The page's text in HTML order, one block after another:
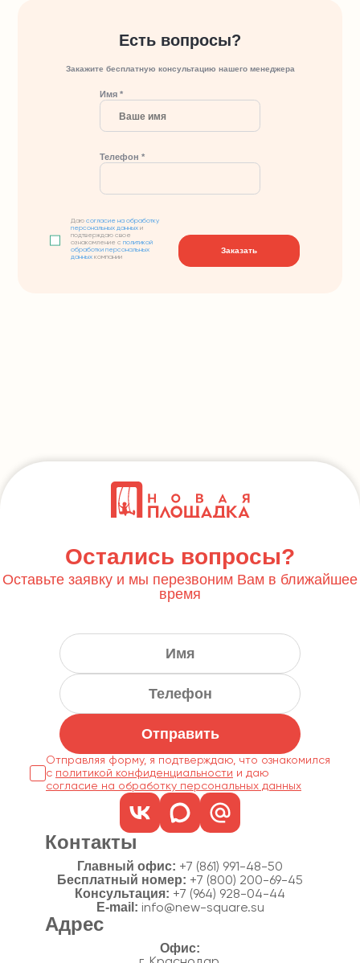
Есть вопросы?
Закажите бесплатную консультацию нашего менеджера
Имя *
Телефон *
Даюсогласие на обработку
персональных данных и
подтверждаю свое
ознакомление сполитикой
обработки персональных
данных компании
Заказать
Остались вопросы?
Оставьте заявку и мы перезвоним Вам в ближайшее
время
Отправить
Отправляя форму, я подтверждаю, что ознакомился
с политикой конфиденциальности
согласие на обработку персональных данных
Контакты
Главный офис: +7 (861) 991-48-50
Бесплатный номер: +7 (800) 200-69-45
Консультация: +7 (964) 928-04-44
E-mail: info@new-square.su
Адрес